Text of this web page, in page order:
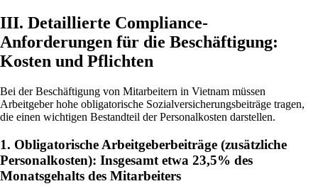
III. Detaillierte Compliance-
Anforderungen für die Beschäftigung:
Kosten und Pflichten
Bei der Beschäftigung von Mitarbeitern in Vietnam müssen
Arbeitgeber hohe obligatorische Sozialversicherungsbeiträge tragen,
die einen wichtigen Bestandteil der Personalkosten darstellen.
1. Obligatorische Arbeitgeberbeiträge (zusätzliche
Personalkosten): Insgesamt etwa 23,5% des
Monatsgehalts des Mitarbeiters